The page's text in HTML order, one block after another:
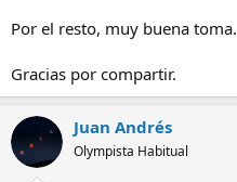
Por el resto, muy buena toma.
Gracias por compartir.
Juan Andrés
Olympista Habitual